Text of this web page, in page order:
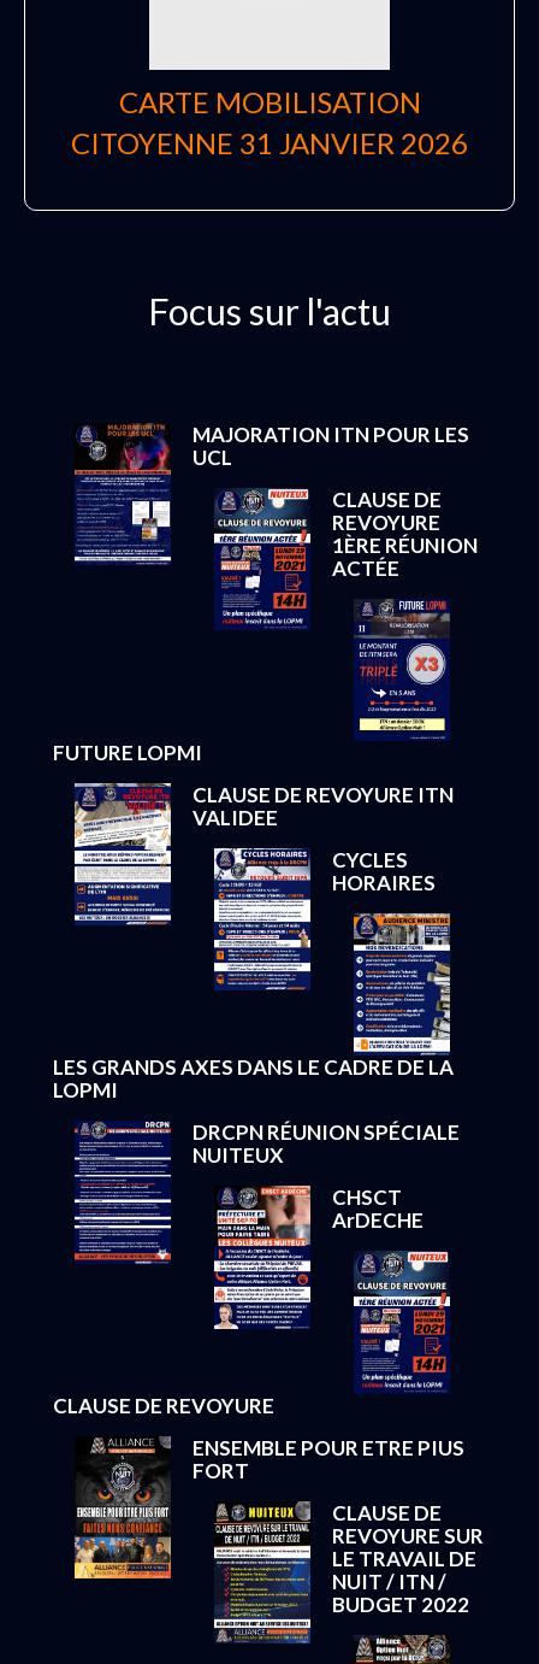
CARTE MOBILISATION
CITOYENNE 31 JANVIER 2026
Focus sur l'actu
MAJORATION ITN POUR LES
UCL
CLAUSE DE
REVOYURE
1ÈRE RÉUNION
ACTÉE
FUTURE LOPMI
CLAUSE DE REVOYURE ITN
VALIDEE
CYCLES
HORAIRES
LES GRANDS AXES DANS LE CADRE DE LA
LOPMI
DRCPN RÉUNION SPÉCIALE
NUITEUX
CHSCT
ArDECHE
CLAUSE DE REVOYURE
ENSEMBLE POUR ETRE PIUS
FORT
CLAUSE DE
REVOYURE SUR
LE TRAVAIL DE
NUIT / ITN /
BUDGET 2022